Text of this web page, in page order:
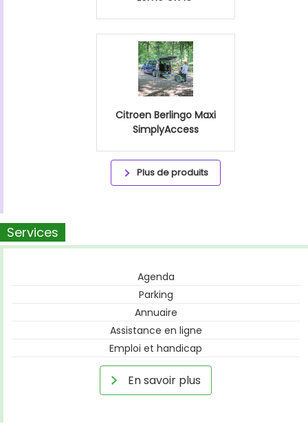
Citroen Berlingo Maxi
SimplyAccess
Plus de produits
Services
Agenda
Parking
Annuaire
Assistance en ligne
Emploi et handicap
En savoir plus